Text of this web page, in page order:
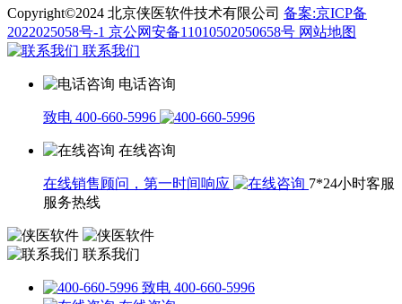
Copyright©2024 北京侠医软件技术有限公司 备案:京ICP备
2022025058号-1 京公网安备11010502050658号 网站地图
联系我们
电话咨询
致电 400-660-5996
在线咨询
在线销售顾问，第一时间响应
7*24小时客服
服务热线
联系我们
致电 400-660-5996